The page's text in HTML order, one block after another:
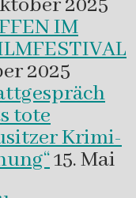
2025
IM
2025
tote
Krimi-
15. Mai